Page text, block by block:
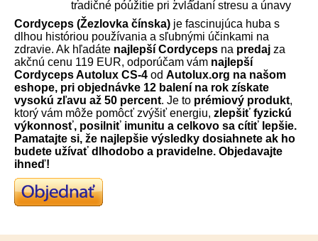
tradičné použitie pri zvládaní stresu a únavy
Cordyceps (Žezlovka čínska) je fascinujúca huba s
dlhou históriou používania a sľubnými účinkami na
zdravie. Ak hľadáte najlepší Cordyceps na predaj za
akčnú cenu 119 EUR, odporúčam vám najlepší
Cordyceps Autolux CS-4 od Autolux.org na našom
eshope, pri objednávke 12 balení na rok získate
vysokú zľavu až 50 percent. Je to prémiový produkt,
ktorý vám môže pomôcť zvýšiť energiu, zlepšiť fyzickú
výkonnosť, posilniť imunitu a celkovo sa cítiť lepšie.
Pamatajte si, že najlepšie výsledky dosiahnete ak ho
budete užívať dlhodobo a pravidelne. Objedavajte
ihneď!